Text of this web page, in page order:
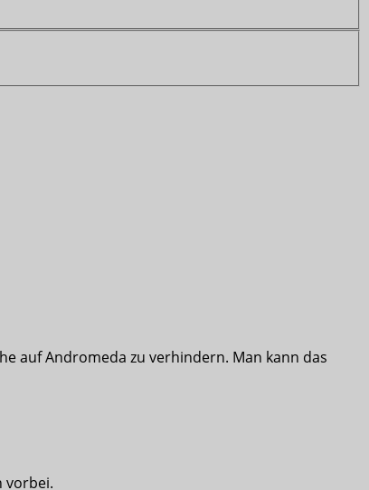
auf Andromeda zu verhindern. Man kann das
vorbei.